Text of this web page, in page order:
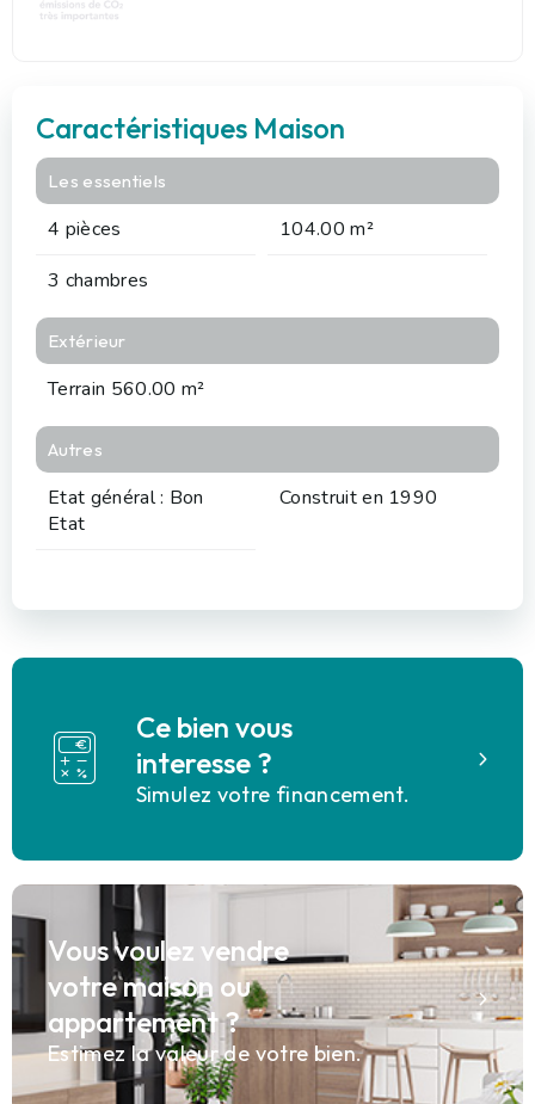
Caractéristiques Maison
Les essentiels
4 pièces
104.00 m²
3 chambres
Extérieur
Terrain 560.00 m²
Autres
Etat général : Bon
Etat
Construit en 1990
Ce bien vous
interesse ?
Simulez votre financement.
Vous voulez vendre
votre maison ou
appartement ?
Estimez la valeur de votre bien.